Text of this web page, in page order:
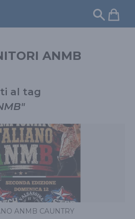
ANMB
al tag
"
ANMB CAUNTRY